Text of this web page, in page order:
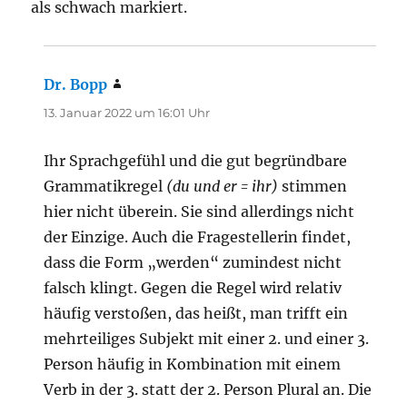
als schwach markiert.
Dr. Bopp
13. Januar 2022 um 16:01 Uhr
Ihr Sprachgefühl und die gut begründbare
Grammatikregel (du und er = ihr) stimmen
hier nicht überein. Sie sind allerdings nicht
der Einzige. Auch die Fragestellerin findet,
dass die Form „werden“ zumindest nicht
falsch klingt. Gegen die Regel wird relativ
häufig verstoßen, das heißt, man trifft ein
mehrteiliges Subjekt mit einer 2. und einer 3.
Person häufig in Kombination mit einem
Verb in der 3. statt der 2. Person Plural an. Die